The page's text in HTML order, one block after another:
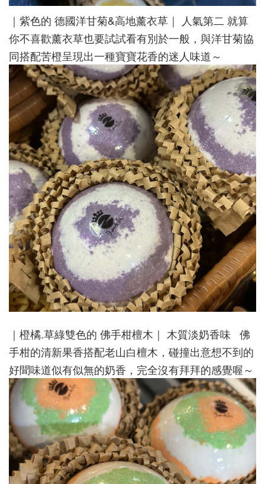
｜紫色的 德國洋甘菊&高地薰衣草｜ 人氣第二 就算
你不喜歡薰衣草也要試試看有別於一般，與洋甘菊協
同搭配苦橙呈現出一種寶寶花香的迷人味道～
｜橙橘.草綠雙色的 佛手柑檀木｜ 木質淡奶香味 佛
手柑的清新果香搭配老山白檀木，碰撞出意想不到的
好聞味道似有似無的奶香，完全沒有拜拜的感覺喔～